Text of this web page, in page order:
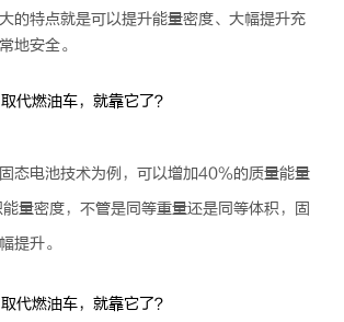
的特点就是可以提升能量密度、大幅提升充
地安全。
固态电池技术为例，可以增加40%的质量能量
量密度，不管是同等重量还是同等体积，
固
提升。